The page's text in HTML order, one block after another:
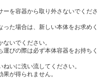
を容器から取り外さないでくださ
た場合は、新しい本体をお求めく
いでください。
びの際は必ず本体容器をお持ちく
いに洗い流してください。
が得られません。